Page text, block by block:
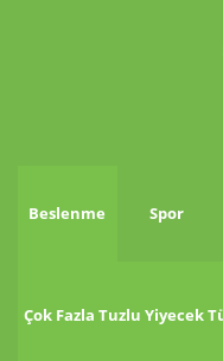
Beslenme Spor